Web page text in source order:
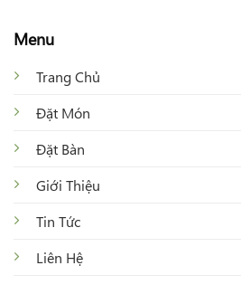
Menu
Trang Chủ
Đặt Món
Đặt Bàn
Giới Thiệu
Tin Tức
Liên Hệ